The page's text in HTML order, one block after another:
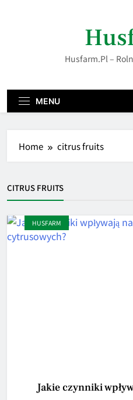
Husfarm.pl –
MENU
Home citrus fruits
CITRUS FRUITS
HUSFARM
Jakie czynniki